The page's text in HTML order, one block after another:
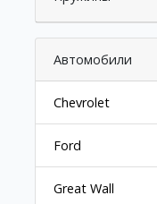
Автомобили
Chevrolet
Ford
Great Wall